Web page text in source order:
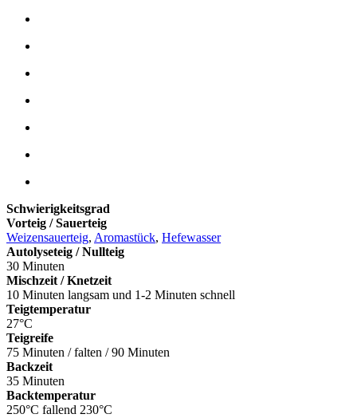
Schwierigkeitsgrad
Vorteig / Sauerteig
Weizensauerteig, Aromastück, Hefewasser
Autolyseteig / Nullteig
30 Minuten
Mischzeit / Knetzeit
10 Minuten langsam und 1-2 Minuten schnell
Teigtemperatur
27°C
Teigreife
75 Minuten / falten / 90 Minuten
Backzeit
35 Minuten
Backtemperatur
250°C fallend 230°C